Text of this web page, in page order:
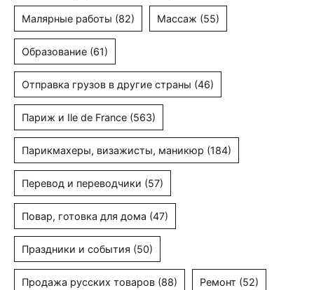
Малярные работы (82) Массаж (55)
Образование (61)
Отправка грузов в другие страны (46)
Париж и Ile de France (563)
Парикмахеры, визажисты, маникюр (184)
Перевод и переводчики (57)
Повар, готовка для дома (47)
Праздники и события (50)
Продажа русских товаров (88) Ремонт (52)